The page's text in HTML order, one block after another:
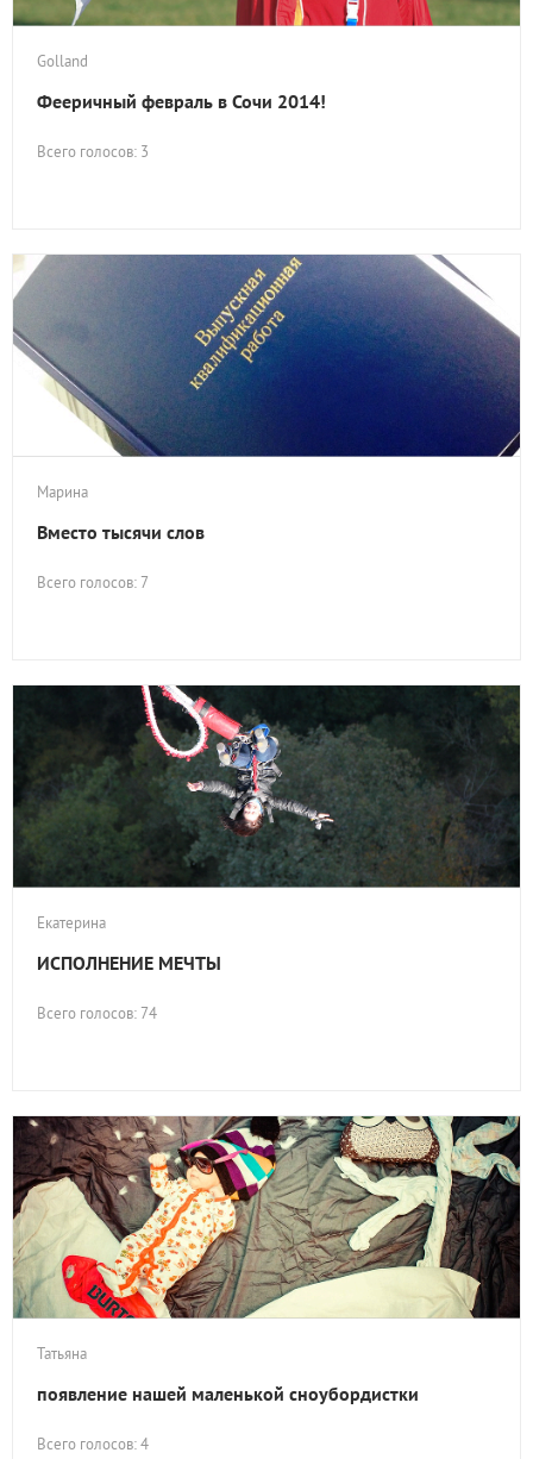
Golland
Фееричный февраль в Сочи 2014!
Всего голосов: 3
Марина
Вместо тысячи слов
Всего голосов: 7
Екатерина
ИСПОЛНЕНИЕ МЕЧТЫ
Всего голосов: 74
Татьяна
появление нашей маленькой сноубордистки
Всего голосов: 4